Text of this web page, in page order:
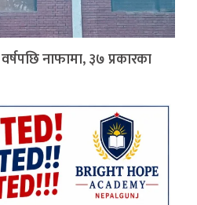
नाफामा, ३७ प्रकारका